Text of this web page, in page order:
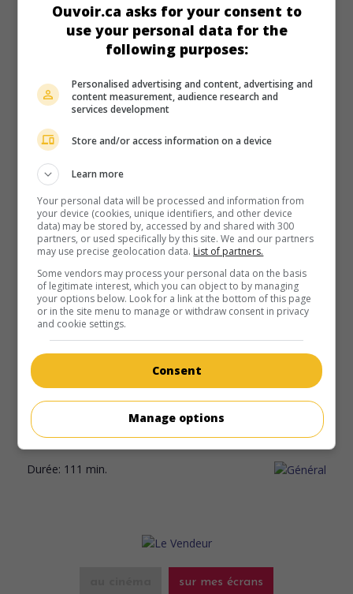
La Disparition des lucioles
Karelle Tremblay,Pierre-Luc Brillant,François Papineau
adolescente misanthrope développe une relation ambiguë
avec son professeur de guitare, de vingt ans son aîné.
Durée: 96 min.
au cinéma sur mes écrans
Can. 2013. Drame Sébastien Pilote Gabriel Arcand
Gilles Renaud,Lucie Laurier. Un éleveur d'agneaux décide
de démanteler sa ferme et de vendre la maison familiale
afin d'aider financièrement sa fille aînée en instance de
divorce.
Durée: 111 min.
sur mes écrans
Ouvoir.ca asks for your consent to
use your personal data for the
following purposes:
Personalised advertising and content, advertising and
content measurement, audience research and
services development
Store and/or access information on a device
Learn more
Your personal data will be processed and information from
your device (cookies, unique identifiers, and other device
data) may be stored by, accessed by and shared with 300
partners, or used specifically by this site. We and our partners
may use precise geolocation data. List of partners.
Some vendors may process your personal data on the basis
of legitimate interest, which you can object to by managing
your options below. Look for a link at the bottom of this page
or in the site menu to manage or withdraw consent in privacy
and cookie settings.
Consent
Manage options